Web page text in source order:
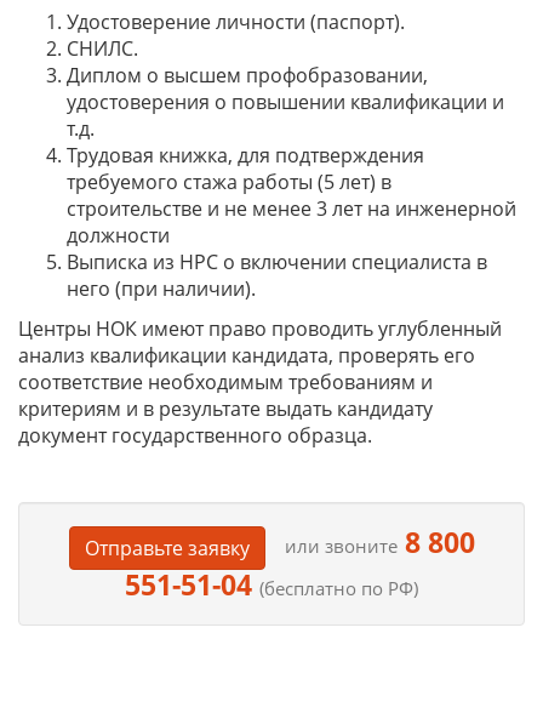
Удостоверение личности (паспорт).
СНИЛС.
Диплом о высшем профобразовании,
удостоверения о повышении квалификации и
т.д.
Трудовая книжка, для подтверждения
требуемого стажа работы (5 лет) в
строительстве и не менее 3 лет на инженерной
должности
Выписка из НРС о включении специалиста в
него (при наличии).
Центры НОК имеют право проводить углубленный
анализ квалификации кандидата, проверять его
соответствие необходимым требованиям и
критериям и в результате выдать кандидату
документ государственного образца.
Отправьте заявку или звоните8 800
551-51-04 (бесплатно по РФ)